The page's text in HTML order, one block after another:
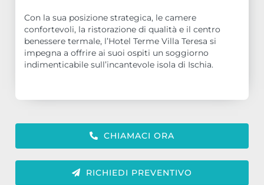
Con la sua posizione strategica, le camere
confortevoli, la ristorazione di qualità e il centro
benessere termale, l’Hotel Terme Villa Teresa si
impegna a offrire ai suoi ospiti un soggiorno
indimenticabile sull’incantevole isola di Ischia.
CHIAMACI ORA
RICHIEDI PREVENTIVO